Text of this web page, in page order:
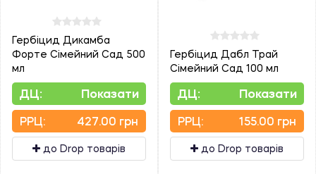
Гербіцид Дикамба
Форте Сімейний Сад 500
мл
ДЦ: Показати
PPЦ: 427.00 грн
до Drop товарів
Гербіцид Дабл Трай
Сімейний Сад 100 мл
ДЦ: Показати
PPЦ: 155.00 грн
до Drop товарів